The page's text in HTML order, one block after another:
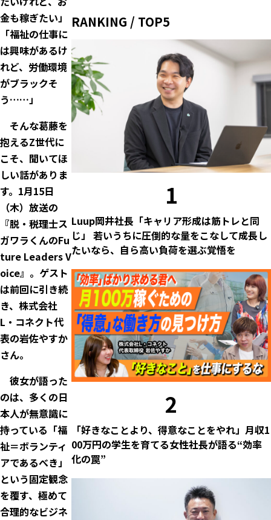
金も稼ぎたい」
「福祉の仕事に
は興味があるけ
れど、労働環境
がブラックそ
う……」
そんな葛藤を
抱えるZ世代に
こそ、聞いてほ
しい話がありま
す。1月15日
（木）放送の
『脱・税理士ス
ガワラくんのFu
ture Leaders V
oice』。ゲスト
は前回に引き続
き、株式会社
L・コネクト代
表の岩佐やすか
さん。
彼女が語った
のは、多くの日
本人が無意識に
持っている「福
祉＝ボランティ
アであるべき」
という固定観念
を覆す、極めて
合理的なビジネ
RANKING / TOP5
1
Luup岡井社長「キャリア形成は筋トレと同
じ」 若いうちに圧倒的な量をこなして成長し
たいなら、自ら高い負荷を選ぶ覚悟を
2
「好きなことより、得意なことをやれ」月収1
00万円の学生を育てる女性社長が語る“効率
化の罠”